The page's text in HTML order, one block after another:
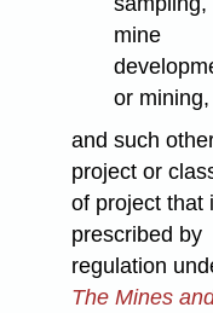
mine
or mining,
and such
project or
of project that
prescribed by
regulation
The Mines